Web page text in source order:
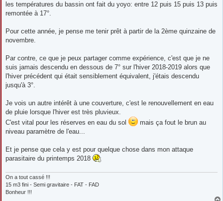
les températures du bassin ont fait du yoyo: entre 12 puis 15 puis 13 puis
remontée à 17°.
Pour cette année, je pense me tenir prêt à partir de la 2ème quinzaine de
novembre.
Par contre, ce que je peux partager comme expérience, c'est que je ne
suis jamais descendu en dessous de 7° sur l'hiver 2018-2019 alors que
l'hiver précédent qui était sensiblement équivalent, j'étais descendu
jusqu'à 3°.
Je vois un autre intérêt à une couverture, c'est le renouvellement en eau
de pluie lorsque l'hiver est très pluvieux.
C'est vital pour les réserves en eau du sol
mais ça fout le brun au
niveau paramètre de l'eau...
Et je pense que cela y est pour quelque chose dans mon attaque
parasitaire du printemps 2018
On a tout cassé !!!
15 m3 fini - Semi gravitaire - FAT - FAD
Bonheur !!!